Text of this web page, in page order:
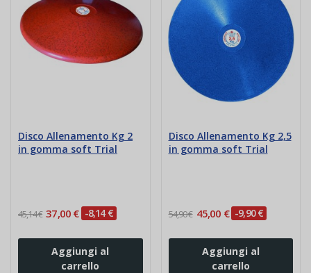
Disco Allenamento Kg 2
in gomma soft Trial
45,14 € 37,00 € -8,14 €
Aggiungi al
carrello
Disco Allenamento Kg 2,5
in gomma soft Trial
54,90 € 45,00 € -9,90 €
Aggiungi al
carrello